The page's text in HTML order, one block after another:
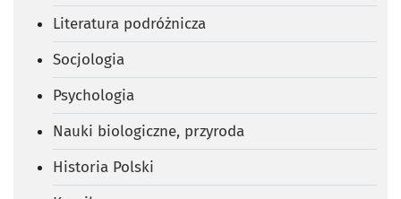
Literatura podróżnicza
Socjologia
Psychologia
Nauki biologiczne, przyroda
Historia Polski